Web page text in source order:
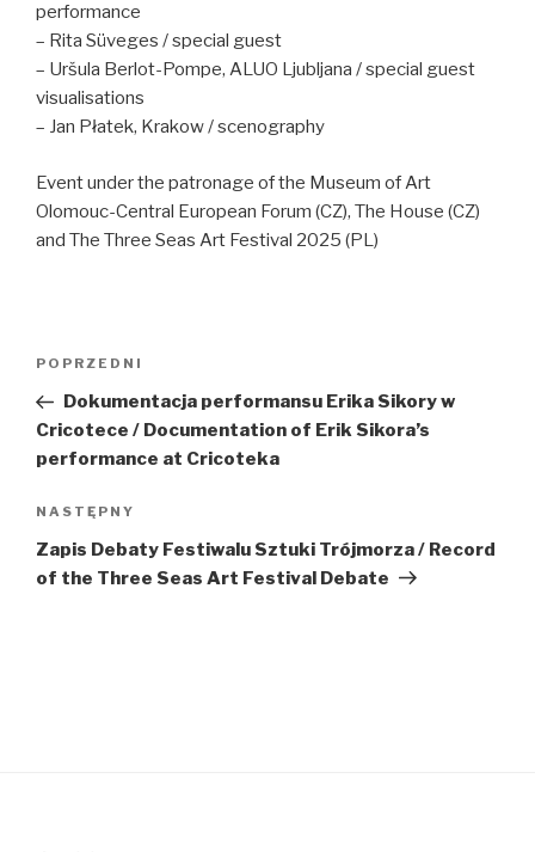
performance
– Rita Süveges / special guest
– Uršula Berlot-Pompe, ALUO Ljubljana / special guest
visualisations
– Jan Płatek, Krakow / scenography
Event under the patronage of the Museum of Art
Olomouc-Central European Forum (CZ), The House (CZ)
and The Three Seas Art Festival 2025 (PL)
Poprzedni
wpis
POPRZEDNI
Dokumentacja performansu Erika Sikory w
Cricotece / Documentation of Erik Sikora’s
performance at Cricoteka
Następny
wpis
NASTĘPNY
Zapis Debaty Festiwalu Sztuki Trójmorza / Record
of the Three Seas Art Festival Debate